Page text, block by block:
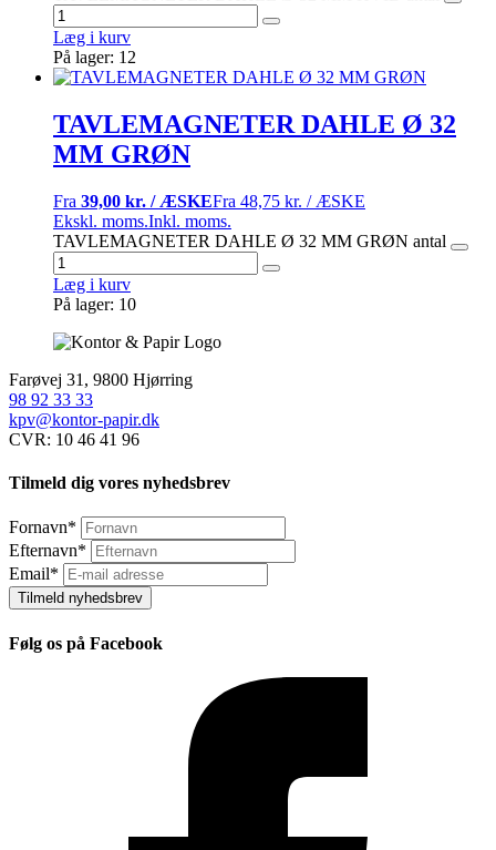
Læg i kurv
På lager: 12
TAVLEMAGNETER DAHLE Ø 32
MM GRØN
Fra 39,00 kr. / ÆSKEFra 48,75 kr. / ÆSKE
Ekskl. moms.Inkl. moms.
TAVLEMAGNETER DAHLE Ø 32 MM GRØN antal
Læg i kurv
På lager: 10
Farøvej 31, 9800 Hjørring
98 92 33 33
kpv@kontor-papir.dk
CVR: 10 46 41 96
Tilmeld dig vores nyhedsbrev
Fornavn*
Efternavn*
Email*
Tilmeld nyhedsbrev
Følg os på Facebook